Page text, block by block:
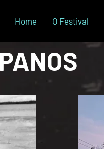
Home O Festival